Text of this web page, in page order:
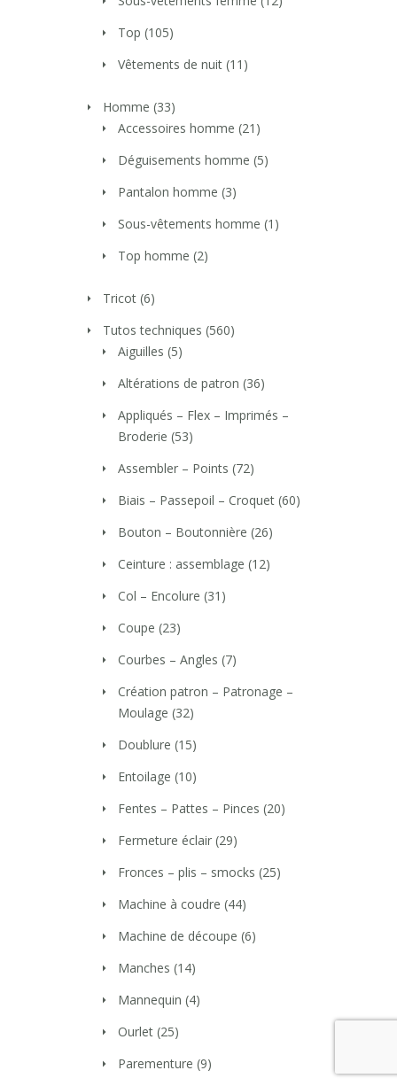
Top (105)
Vêtements de nuit (11)
Homme (33)
Accessoires homme (21)
Déguisements homme (5)
Pantalon homme (3)
Sous-vêtements homme (1)
Top homme (2)
Tricot (6)
Tutos techniques (560)
Aiguilles (5)
Altérations de patron (36)
Appliqués – Flex – Imprimés –
Broderie (53)
Assembler – Points (72)
Biais – Passepoil – Croquet (60)
Bouton – Boutonnière (26)
Ceinture : assemblage (12)
Col – Encolure (31)
Coupe (23)
Courbes – Angles (7)
Création patron – Patronage –
Moulage (32)
Doublure (15)
Entoilage (10)
Fentes – Pattes – Pinces (20)
Fermeture éclair (29)
Fronces – plis – smocks (25)
Machine à coudre (44)
Machine de découpe (6)
Manches (14)
Mannequin (4)
Ourlet (25)
Parementure (9)